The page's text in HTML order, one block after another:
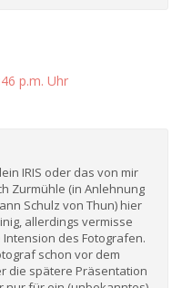
p.m. Uhr
IRIS oder das von mir
Zurmühle (in Anlehnung
Schulz von Thun) hier
allerdings vermisse
des Fotografen.
schon vor dem
die spätere Präsentation